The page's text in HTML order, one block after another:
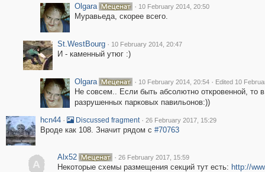
Olgara · 10 February 2014, 20:50
Муравьеда, скорее всего.
St.WestBourg · 10 February 2014, 20:47
И - каменный утюг :)
Olgara · 10 February 2014, 20:54 · Edited 10
Не совсем.. Если быть абсолютно откровенной, то
разрушенных парковых павильонов:))
hcn44 · Discussed fragment · 26 February 2017, 15:29
Вроде как 108. Значит рядом с #70763
A
Alx52 · 26 February 2017, 15:59
Некоторые схемы размещения секций тут есть: http://